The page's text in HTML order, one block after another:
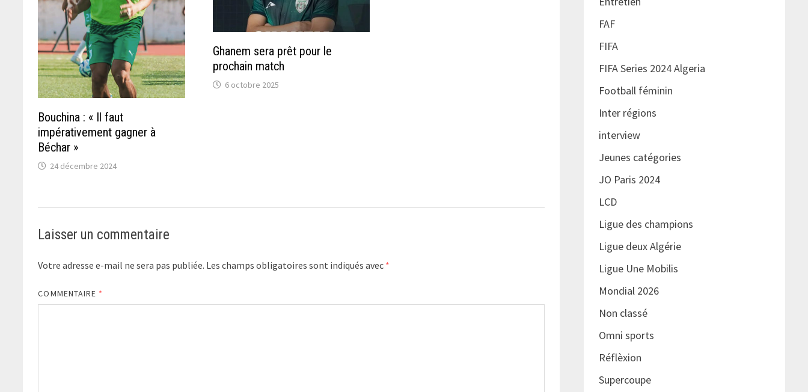
Bouchina : « Il faut
impérativement gagner à
Béchar »
24 décembre 2024
Ghanem sera prêt pour le
prochain match
6 octobre 2025
Laisser un commentaire
Votre adresse e-mail ne sera pas publiée. Les champs obligatoires sont indiqués avec *
COMMENTAIRE *
FAF
FIFA
FIFA Series 2024 Algeria
Football féminin
Inter régions
interview
Jeunes catégories
JO Paris 2024
LCD
Ligue des champions
Ligue deux Algérie
Ligue Une Mobilis
Mondial 2026
Non classé
Omni sports
Réflèxion
Supercoupe